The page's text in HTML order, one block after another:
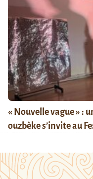
« Nouvelle vague » :
ouzbèke s’invite au